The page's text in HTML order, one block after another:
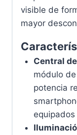
visible de
mayor
Central
módulo
potencia